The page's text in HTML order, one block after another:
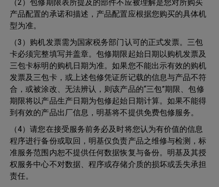
（2）包修期限表所提及的部件不应被理解是您对所购买
产品配置的承诺和描述，产品配置应根据您购买的具体机
型为准。
（3）购机发票需为国家税务部门认可的正式发票。三包
卡必须完整填写并盖章。包修期限起始日期以购机发票及
三包卡标明的购机日期为准。如果您不能出示有效的购机
发票及三包卡，或上述包修凭证所记载的信息与产品不符
合，或被涂改、无法辨认，则该产品的“三包”期限、包修
期限将以产品生产日期为包修起始日期计算。如果不能得
到有效的产品出厂信息，明基将不提供免费包修服务。
（4）请您在接受服务前务必及时将您认为有价值的信息
程序进行备份或取回，明基仅负责产品之维修与检测，标
准服务范围内恕不提供任何数据恢复与备份。明基及其授
权服务中心不对数据、程序或存储介质的损坏或丢失承担
责任。